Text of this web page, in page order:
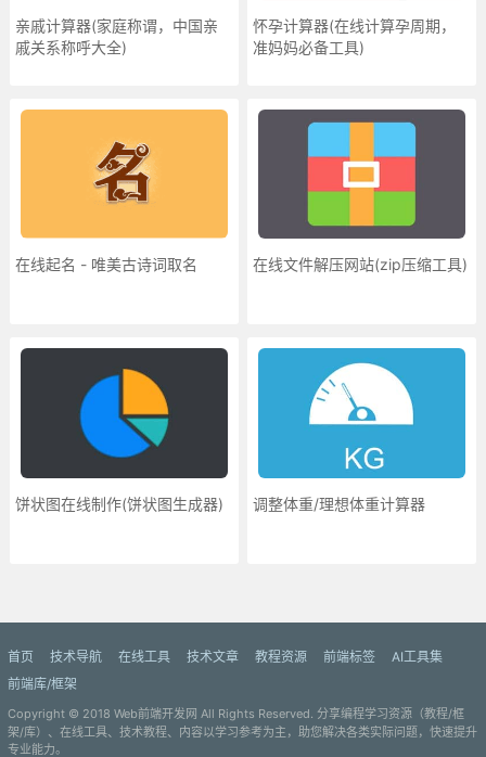
亲戚计算器(家庭称谓，中国亲
戚关系称呼大全)
怀孕计算器(在线计算孕周期，
准妈妈必备工具)
在线起名 - 唯美古诗词取名 在线文件解压网站(zip压缩工具)
饼状图在线制作(饼状图生成器) 调整体重/理想体重计算器
首页 技术导航 在线工具 技术文章 教程资源 前端标签
AI工具集
前端库/框架